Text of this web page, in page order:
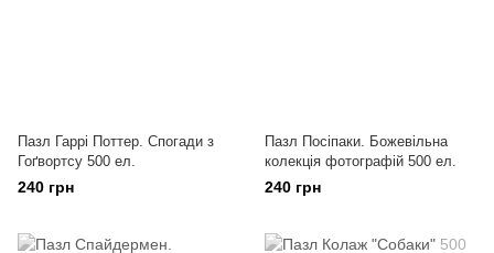
Пазл Гаррі Поттер. Спогади з
Гоґвортсу 500 ел.
240 грн
Пазл Посіпаки. Божевільна
колекція фотографій 500 ел.
240 грн